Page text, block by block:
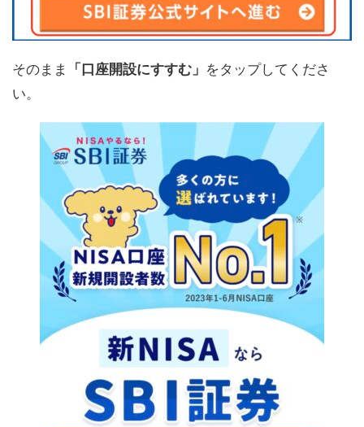
そのまま 「口座開設にすすむ」 をタップしてくださ
い。